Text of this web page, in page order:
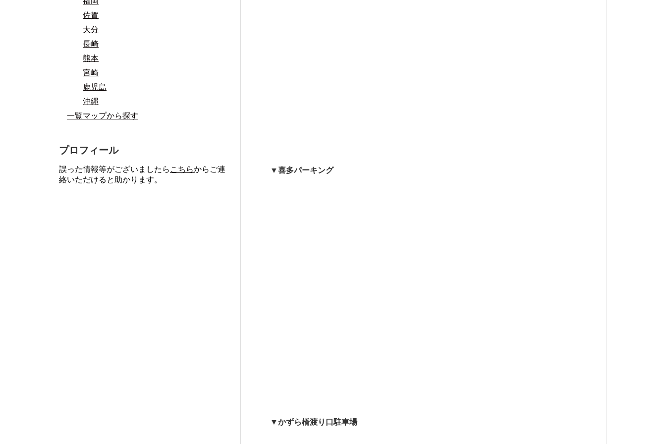
▼喜多パーキング
▼かずら橋渡り口駐車場
佐賀
大分
長崎
熊本
宮崎
鹿児島
沖縄
一覧マップから探す
プロフィール
誤った情報等がございましたら こちらからご連
絡いただけると助かります。